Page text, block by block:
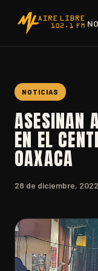
NOTICIAS
ASESINAN
EN EL
OAXACA
28 de diciembre, 2022